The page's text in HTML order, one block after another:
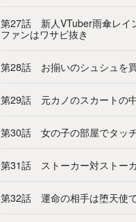
第27話 新人VTuber雨傘レイ
ファンはワサビ抜き
第28話 お揃いのシュシュを
第29話 元カノのスカートの
第30話 女の子の部屋でタッ
第31話 ストーカー対ストー
第32話 運命の相手は堕天使